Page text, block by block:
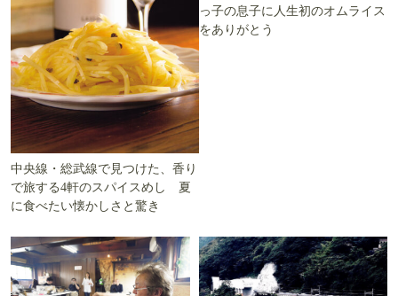
中央線・総武線で見つけた、香り
で旅する4軒のスパイスめし 夏
に食べたい懐かしさと驚き
っ子の息子に人生初のオムライス
をありがとう